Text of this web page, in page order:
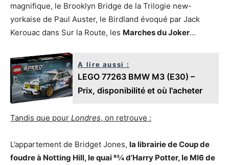
magnifique, le Brooklyn Bridge de la Trilogie new-
yorkaise de Paul Auster, le Birdland évoqué par Jack
Kerouac dans Sur la Route, les Marches du Joker…
A lire aussi :
LEGO 77263 BMW M3 (E30) –
Prix, disponibilité et où l'acheter
Tandis que pour Londres, on retrouve :
L’appartement de Bridget Jones, la librairie de Coup de
foudre à Notting Hill, le quai 93⁄4 d’Harry Potter, le MI6 de